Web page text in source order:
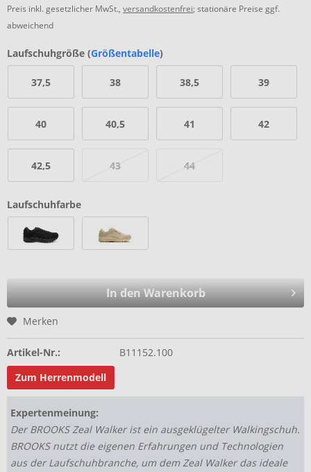
Preis inkl. gesetzlicher MwSt., versandkostenfrei; stationäre Preise ggf.
abweichend
Laufschuhgröße (Größentabelle)
37,5 38 38,5 39
40 40,5 41 42
42,5 43 44
Laufschuhfarbe
In den Warenkorb
Merken
Artikel-Nr.:
B11152.100
Zum Herrenmodell
Expertenmeinung:
Der BROOKS Zeal Walker ist ein ausgeklügelter Walkingschuh.
BROOKS nutzt die eigenen Erfahrungen und Technologien
aus der Laufschuhbranche, um dem Zeal Walker das ideale